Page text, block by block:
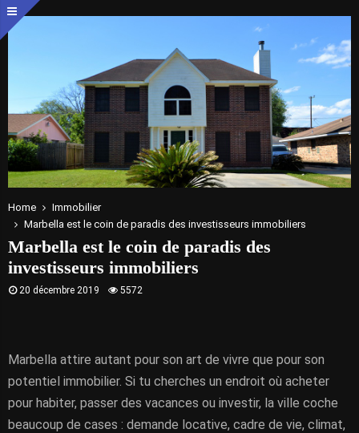
Home
Immobilier
Marbella est le coin de paradis des investisseurs immobiliers
Marbella est le coin de paradis des
investisseurs immobiliers
20 décembre 2019 5572
Marbella attire autant pour son art de vivre que pour son
potentiel immobilier. Si tu cherches un endroit où acheter
pour habiter, passer des vacances ou investir, la ville coche
beaucoup de cases : demande locative, cadre de vie, climat,